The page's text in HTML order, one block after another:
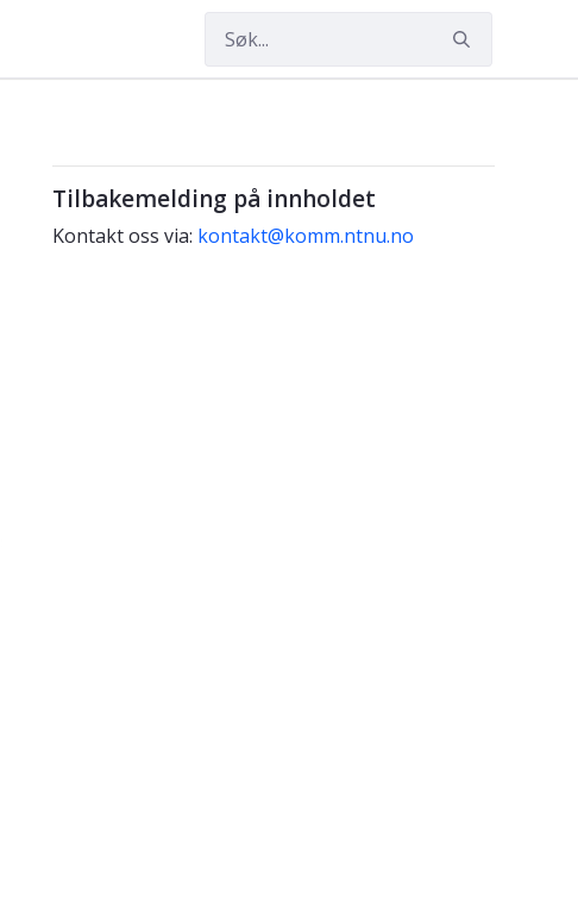
Tilbakemelding på innholdet
Kontakt oss via: kontakt@komm.ntnu.no